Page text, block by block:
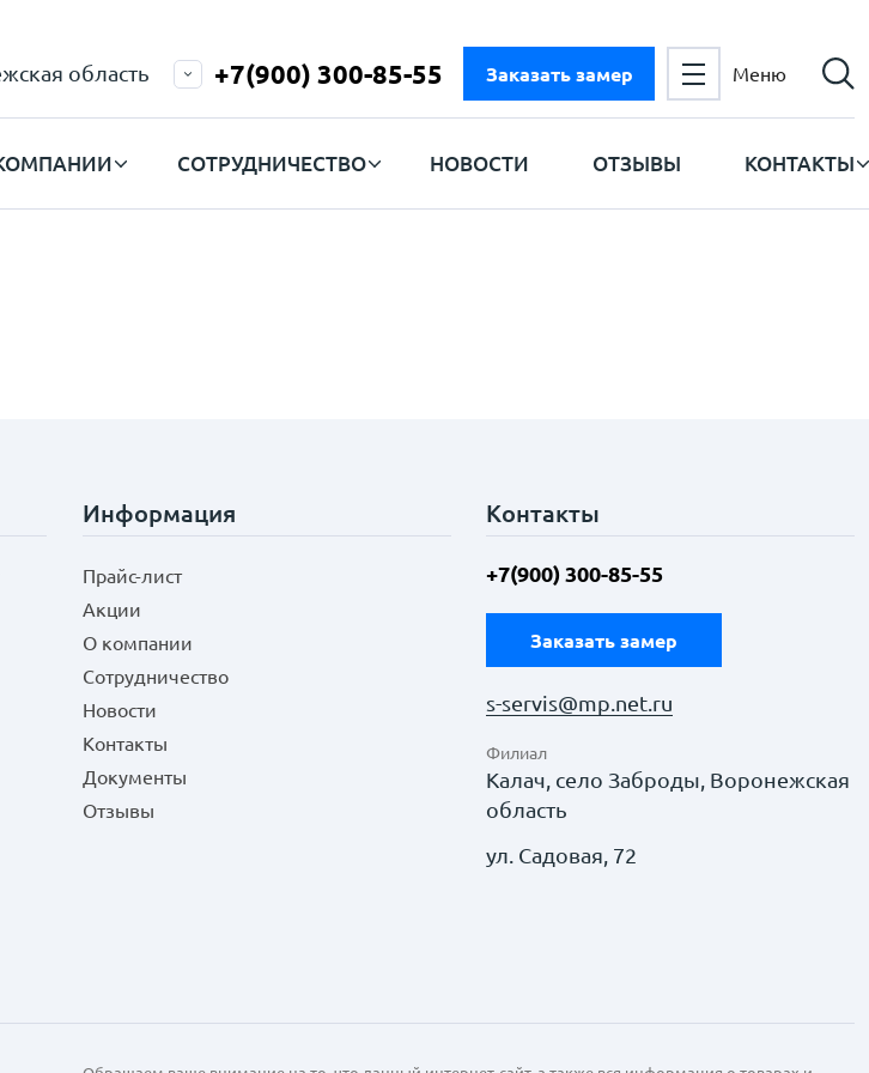
область +7(900) 300-85-55 Заказать замер Меню
СОТРУДНИЧЕСТВО НОВОСТИ ОТЗЫВЫ КОНТАКТЫ
Информация
Прайс-лист
Акции
О компании
Сотрудничество
Новости
Контакты
Документы
Отзывы
Контакты
+7(900) 300-85-55
Заказать замер
s-servis@mp.net.ru
Филиал
Калач, село Заброды, Воронежская
область
ул. Садовая, 72